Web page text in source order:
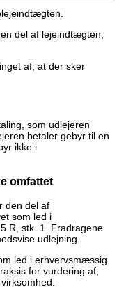
del af lejeindtægten,
af, at der sker
som udlejeren
betaler gebyr til en
ikke i
omfattet
den del af
som led i
R, stk. 1. Fradragene
udlejning.
led i erhvervsmæssig
for vurdering af,